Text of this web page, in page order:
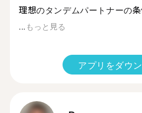
理想のタンデムパートナーの
... もっと見る
アプリをダウ